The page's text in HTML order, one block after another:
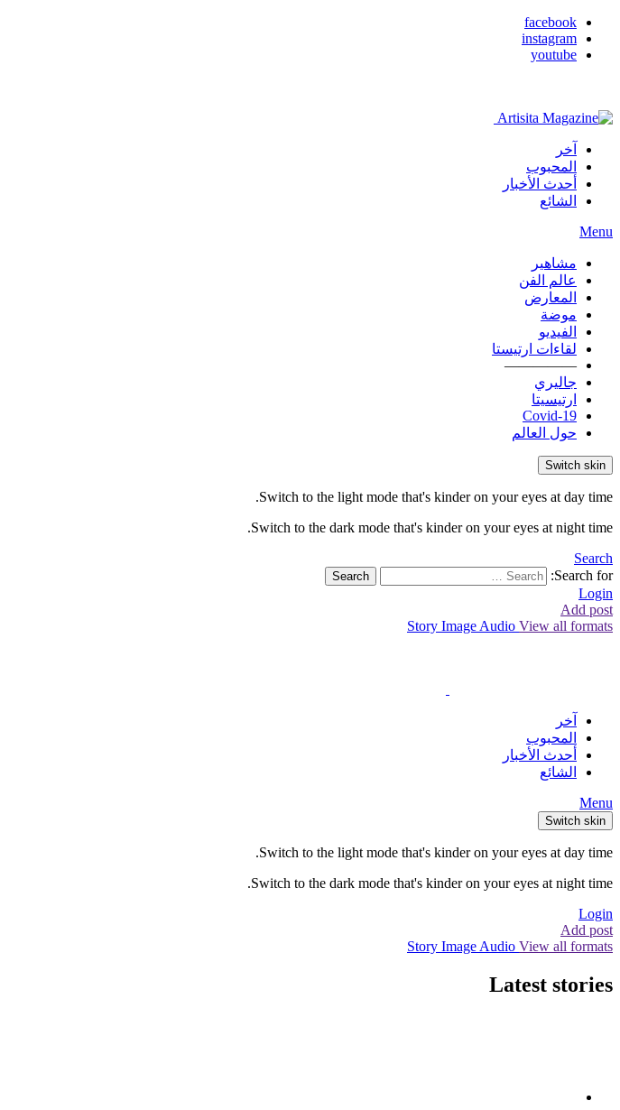
facebook
instagram
youtube
آخر
المحبوب
أحدث الأخبار
الشائع
Menu
مشاهير
عالم الفن
المعارض
موضة
الفيديو
لقاءات ارتيستا
—————
جاليري
ارتيسيتا
Covid-19
حول العالم
Switch skin
Switch to the light mode that's kinder on your eyes at day time.
Switch to the dark mode that's kinder on your eyes at night time.
Search
Search for:
Search
Login
Add post
Story Image Audio View all formats
آخر
المحبوب
أحدث الأخبار
الشائع
Menu
Switch skin
Switch to the light mode that's kinder on your eyes at day time.
Switch to the dark mode that's kinder on your eyes at night time.
Login
Add post
Story Image Audio View all formats
Latest stories